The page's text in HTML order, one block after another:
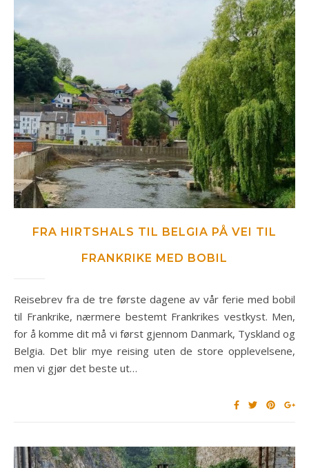
FRA HIRTSHALS TIL BELGIA PÅ VEI TIL
FRANKRIKE MED BOBIL
Reisebrev fra de tre første dagene av vår ferie med bobil
til Frankrike, nærmere bestemt Frankrikes vestkyst. Men,
for å komme dit må vi først gjennom Danmark, Tyskland og
Belgia. Det blir mye reising uten de store opplevelsene,
men vi gjør det beste ut…